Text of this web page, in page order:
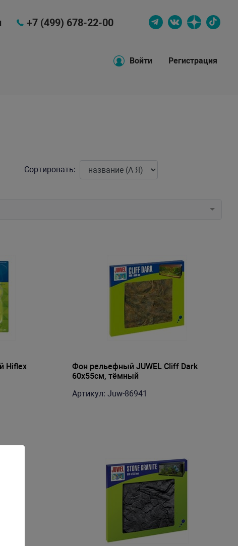
+7 (499) 678-22-00
Войти Регистрация
Сортировать:
Hiflex
Фон рельефный JUWEL Cliff Dark
60х55см, тёмный
Артикул: Juw-86941